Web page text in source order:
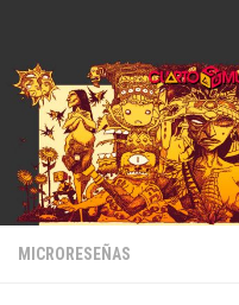
MICRORESEÑAS